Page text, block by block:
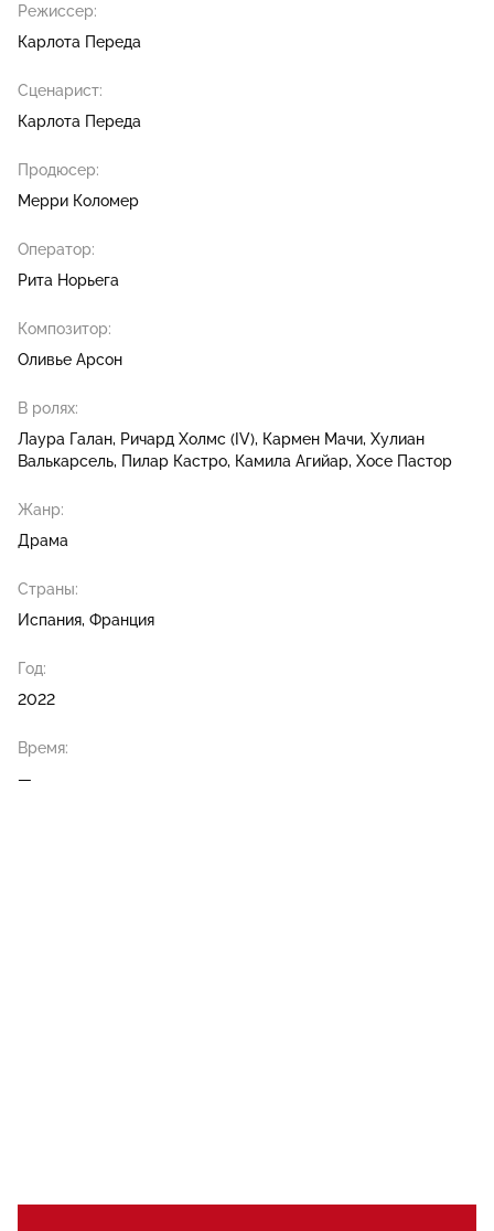
Режиссер:
Карлота Переда
Сценарист:
Карлота Переда
Продюсер:
Мерри Коломер
Оператор:
Рита Норьега
Композитор:
Оливье Арсон
В ролях:
Лаура Галан Ричард Холмс (IV) Кармен Мачи Хулиан
Валькарсель Пилар Кастро Камила Агийар Хосе Пастор
Жанр:
Драма
Страны:
Испания, Франция
Год:
2022
Время:
—